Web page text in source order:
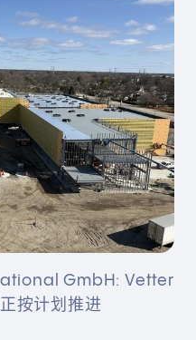
GmbH: Vetter
按计划推进